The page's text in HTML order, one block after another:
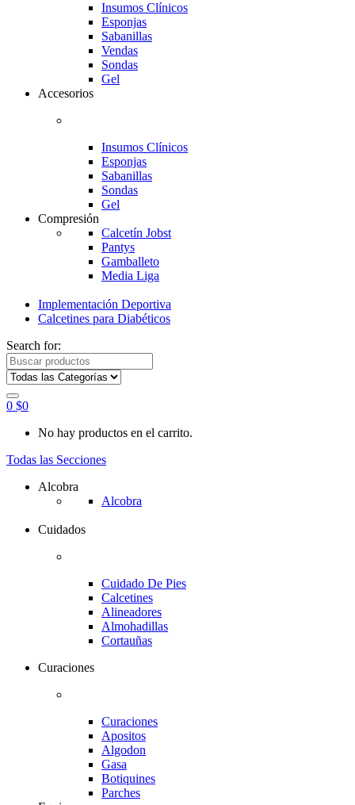
Insumos Clínicos
Esponjas
Sabanillas
Vendas
Sondas
Gel
Accesorios
Insumos Clínicos
Esponjas
Sabanillas
Sondas
Gel
Compresión
Calcetín Jobst
Pantys
Gamballeto
Media Liga
Implementación Deportiva
Calcetines para Diabéticos
Search for:
0 $0
No hay productos en el carrito.
Todas las Secciones
Alcobra
Alcobra
Cuidados
Cuidado De Pies
Calcetines
Alineadores
Almohadillas
Cortauñas
Curaciones
Curaciones
Apositos
Algodon
Gasa
Botiquines
Parches